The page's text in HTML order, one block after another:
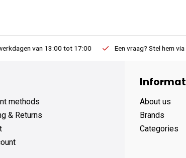
Een vraag? Stel hem via een Whatsapp bericht van
methods
& Returns
About us
Brands
Categories